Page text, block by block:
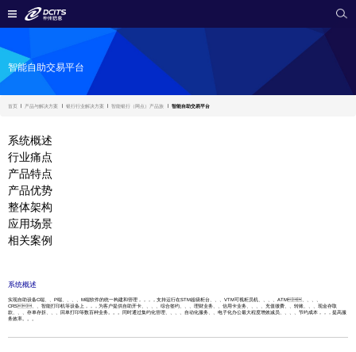
智能自助交易平台
首页 产品与解决方案 银行行业解决方案 智能银行（网点）产品族 智能自助交易平台
系统概述
行业痛点
产品特点
产品优势
整体架构
应用场景
相关案例
系统概述
实现自助设备C端、、P端、、、、M端软件的统一构建和管理，，，，支持运行在STM超级柜台、、、VTM可视柜员机、、、、ATM、、、、
CRS、、智能打印机等设备上，，，为客户提供自助开卡、、、、综合签约、、、理财业务、、信用卡业务、、、、充值缴费、、转账、、、现金存取
款、、、存单存折、、、回单打印等数百种业务。。。同时通过集约化管理、、、、自动化服务、、电子化办公最大程度增效减员、、、、节约成本，，，提高服
务效率。。。